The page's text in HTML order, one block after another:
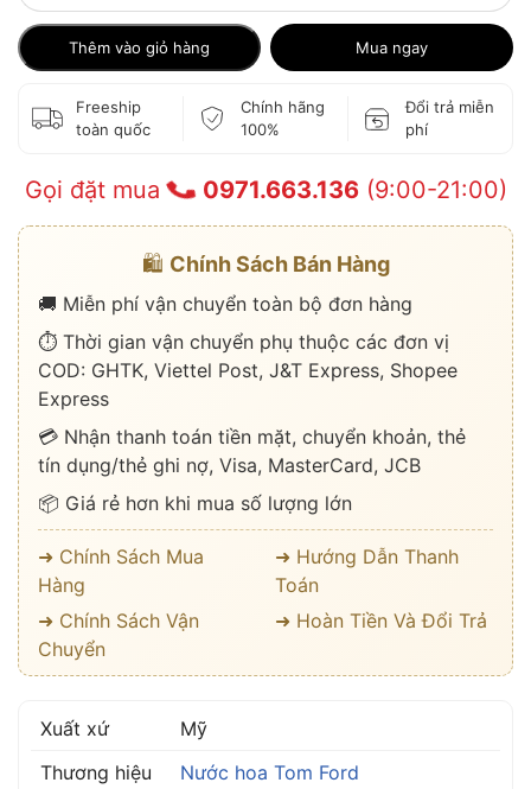
Thêm vào giỏ hàng Mua ngay
Freeship
toàn quốc
Chính hãng
100%
Đổi trả miễn
phí
Gọi đặt mua 0971.663.136(9:00-21:00)
🛍️ Chính Sách Bán Hàng
🚚 Miễn phí vận chuyển toàn bộ đơn hàng
⏱️ Thời gian vận chuyển phụ thuộc các đơn vị
COD: GHTK, Viettel Post, J&T Express, Shopee
Express
💳 Nhận thanh toán tiền mặt, chuyển khoản, thẻ
tín dụng/thẻ ghi nợ, Visa, MasterCard, JCB
📦 Giá rẻ hơn khi mua số lượng lớn
➜ Chính Sách Mua
Hàng
➜ Hướng Dẫn Thanh
Toán
➜ Chính Sách Vận
Chuyển
➜ Hoàn Tiền Và Đổi Trả
Xuất xứ
Mỹ
Thương hiệu
Nước hoa Tom Ford